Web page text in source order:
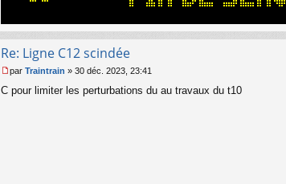
l
Re: Ligne C12 scindée
e
par Traintrain » 30 déc. 2023, 23:41
C pour limiter les perturbations du au travaux du t10